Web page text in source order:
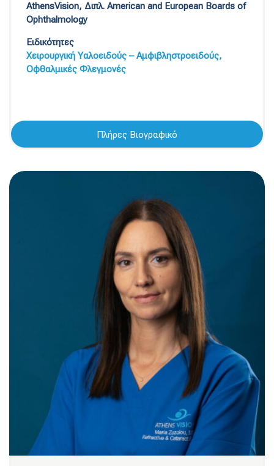
AthensVision, Διπλ. American and European Boards of
Ophthalmology
Ειδικότητες
Χειρουργική Υαλοειδούς – Αμφιβληστροειδούς,
Οφθαλμικές Φλεγμονές
Πλήρες Βιογραφικό